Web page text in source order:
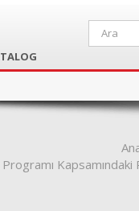
Kapsamındaki